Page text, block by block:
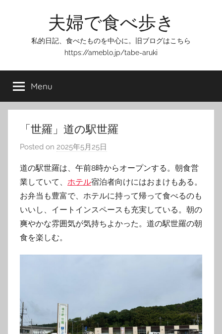
夫婦で食べ歩き
私的日記、食べたものを中心に。旧ブログはこちら
https://ameblo.jp/tabe-aruki
Menu
「世羅」道の駅世羅
Posted on 2025年5月25日
T
o
m
道の駅世羅は、午前8時からオープンする。朝食営
業していて、 ホテル宿泊者向けにはおまけもある。
お弁当も豊富で、ホテルに持って帰って食べるのも
いいし、イートインスペースも充実している。朝の
爽やかな雰囲気が気持ちよかった。道の駅世羅の朝
食を楽しむ。